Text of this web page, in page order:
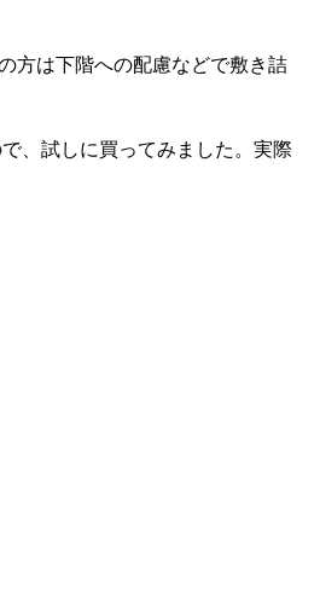
方は下階への配慮などで敷き詰
、試しに買ってみました。実際